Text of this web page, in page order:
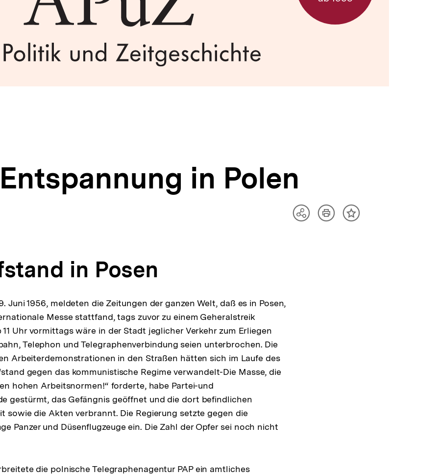
in Polen
TeilenArtikelInhalt
in Posen
Juni 1956, meldeten die Zeitungen der ganzen Welt, daß es in Posen,
Messe stattfand, tags zuvor zu einem Geheralstreik
11 Uhr vormittags wäre in der Stadt jeglicher Verkehr zum Erliegen
Telephon und Telegraphenverbindung seien unterbrochen. Die
Arbeiterdemonstrationen in den Straßen hätten sich im Laufe des
gegen das kommunistische Regime verwandelt-Die Masse, die
hohen Arbeitsnormen!“ forderte, habe Partei-und
gestürmt, das Gefängnis geöffnet und die dort befindlichen
sowie die Akten verbrannt. Die Regierung setzte gegen die
Panzer und Düsenflugzeuge ein. Die Zahl der Opfer sei noch nicht
die polnische Telegraphenagentur PAP ein amtliches